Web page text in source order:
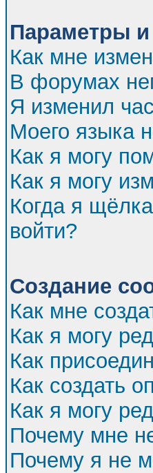
Параметры и
Как мне
В форумах
Я изменил
Моего языка
Как я могу
Как я могу
Когда я
войти?
Создание
Как мне
Как я могу
Как
Как создать
Как я могу
Почему мне
Почему я не